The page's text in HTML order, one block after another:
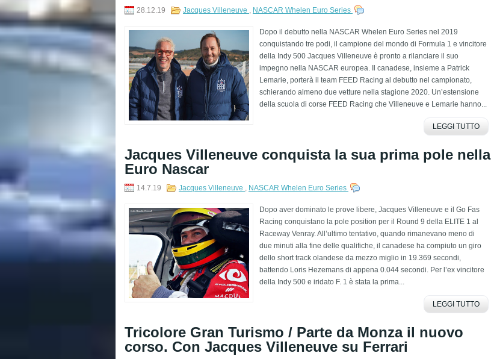
28.12.19 Jacques Villeneuve NASCAR Whelen Euro Series
Dopo il debutto nella NASCAR Whelen Euro Series nel 2019
conquistando tre podi, il campione del mondo di Formula 1 e vincitore
della Indy 500 Jacques Villeneuve è pronto a rilanciare il suo
impegno nella NASCAR europea. Il canadese, insieme a Patrick
Lemarie, porterà il team FEED Racing al debutto nel campionato,
schierando almeno due vetture nella stagione 2020. Un’estensione
della scuola di corse FEED Racing che Villeneuve e Lemarie hanno...
LEGGI TUTTO
Jacques Villeneuve conquista la sua prima pole nella
Euro Nascar
14.7.19 Jacques Villeneuve NASCAR Whelen Euro Series
Dopo aver dominato le prove libere, Jacques Villeneuve e il Go Fas
Racing conquistano la pole position per il Round 9 della ELITE 1 al
Raceway Venray. All’ultimo tentativo, quando rimanevano meno di
due minuti alla fine delle qualifiche, il canadese ha compiuto un giro
dello short track olandese da mezzo miglio in 19.369 secondi,
battendo Loris Hezemans di appena 0.044 secondi. Per l’ex vincitore
della Indy 500 e iridato F. 1 è stata la prima...
LEGGI TUTTO
Tricolore Gran Turismo / Parte da Monza il nuovo
corso. Con Jacques Villeneuve su Ferrari